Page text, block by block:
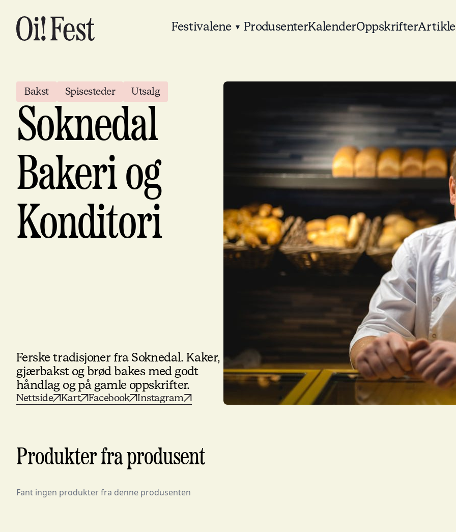
Festivalene ▾ ProdusenterKalenderOppskrifter
Bakst Spisesteder Utsalg
Soknedal
Bakeri og
Konditori
Ferske tradisjoner fra Soknedal. Kaker,
gjærbakst og brød bakes med godt
håndlag og på gamle oppskrifter.
Nettside Kart Facebook Instagram
Produkter fra produsent
Fant ingen produkter fra denne produsenten